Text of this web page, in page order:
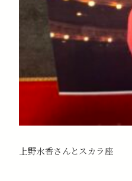
上野水香さんとスカラ座